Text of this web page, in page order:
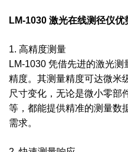
LM-1030 激光在线测径仪优
1. 高精度测量
LM-1030 凭借先进的激光
精度。其测量精度可达微米
尺寸变化，无论是微小零部
等，都能提供精准的测量数
需求。